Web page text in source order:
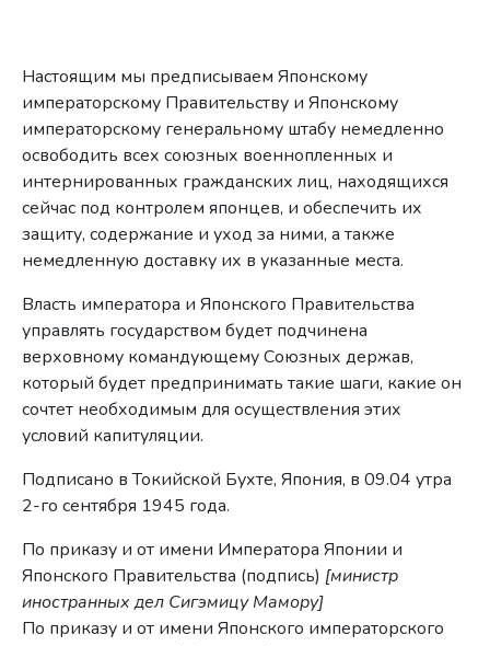
Настоящим мы предписываем Японскому
императорскому Правительству и Японскому
императорскому генеральному штабу немедленно
освободить всех союзных военнопленных и
интернированных гражданских лиц, находящихся
сейчас под контролем японцев, и обеспечить их
защиту, содержание и уход за ними, а также
немедленную доставку их в указанные места.
Власть императора и Японского Правительства
управлять государством будет подчинена
верховному командующему Союзных держав,
который будет предпринимать такие шаги, какие он
сочтет необходимым для осуществления этих
условий капитуляции.
Подписано в Токийской Бухте, Япония, в 09.04 утра
2-го сентября 1945 года.
По приказу и от имени Императора Японии и
Японского Правительства (подпись) [министр
иностранных дел Сигэмицу Мамору]
По приказу и от имени Японского императорского